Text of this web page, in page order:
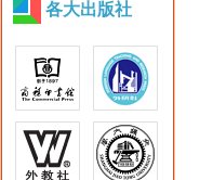
各大出版社